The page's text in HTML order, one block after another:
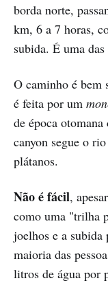
borda norte,
km, 6 a 7 horas,
subida. É uma
O caminho é bem
é feita por um
de época
canyon segue o
plátanos.
Não é fácil,
como uma "trilha
joelhos e a subida
maioria das
litros de água por